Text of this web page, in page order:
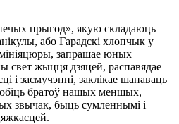
прыгод», якую складаюць
або Гарадскі хлопчык у
запрашае юных
свет жыцця дзяцей, распавядае
і засмучэнні, заклікае шанаваць
братоў нашых меншых,
звычак, быць сумленнымі і